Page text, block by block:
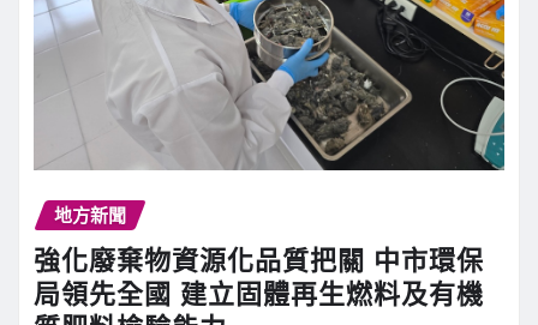
地方新聞
強化廢棄物資源化品質把關 中市環保
局領先全國 建立固體再生燃料及有機